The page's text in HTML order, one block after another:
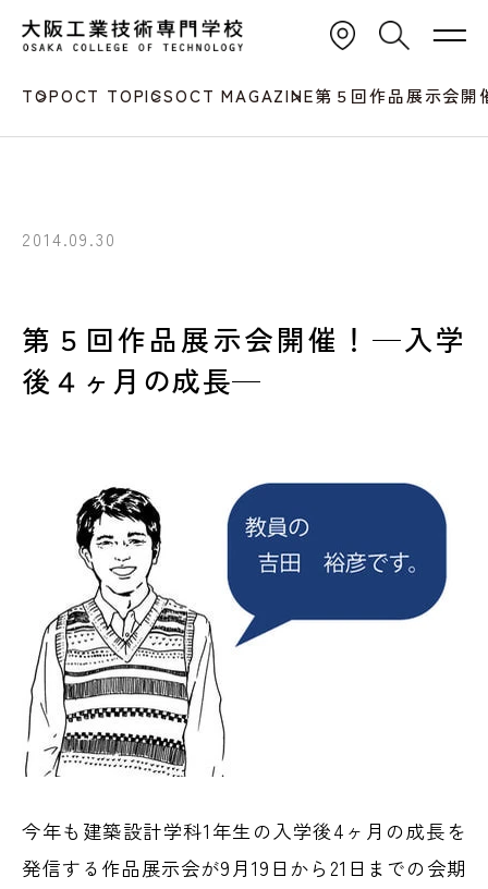
TOPOCT TOPICSOCT MAGAZINE第５回作品展示会
2014.09.30
第５回作品展示会開催！─入学
後４ヶ月の成長─
今年も建築設計学科1年生の入学後4ヶ月の成長を
発信する作品展示会が9月19日から21日までの会期